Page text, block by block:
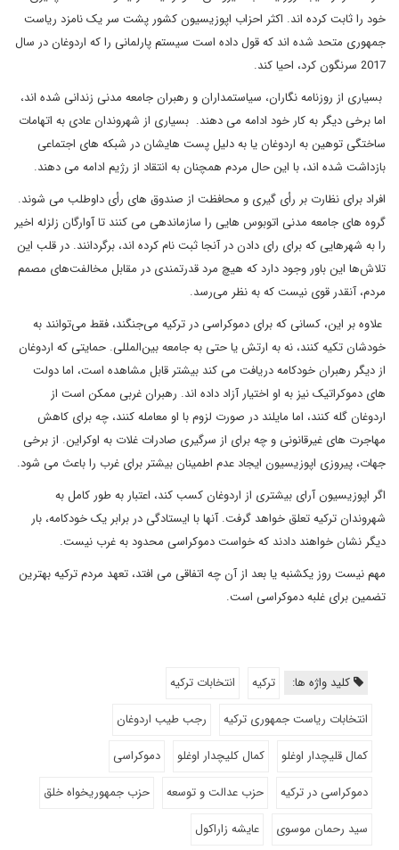
خود را ثابت کرده اند. اکثر احزاب اپوزیسیون کشور پشت سر یک نامزد ریاست
جمهوری متحد شده اند که قول داده است سیستم پارلمانی را که اردوغان در سال
2017 سرنگون کرد، احیا کند.
بسیاری از روزنامه نگاران، سیاستمداران و رهبران جامعه مدنی زندانی شده اند،
اما برخی دیگر به کار خود ادامه می دهند. بسیاری از شهروندان عادی به اتهامات
ساختگی توهین به اردوغان یا به دلیل پست هایشان در شبکه های اجتماعی
بازداشت شده اند، با این حال مردم همچنان به انتقاد از رژیم ادامه می دهند.
افراد برای نظارت بر رأی گیری و محافظت از صندوق های رأی داوطلب می شوند.
گروه های جامعه مدنی اتوبوس هایی را سازماندهی می کنند تا آوارگان زلزله اخیر
را به شهرهایی که برای رای دادن در آنجا ثبت نام کرده اند، برگردانند. در قلب این
تلاش‌ها این باور وجود دارد که هیچ مرد قدرتمندی در مقابل مخالفت‌های مصمم
مردم، آنقدر قوی نیست که به نظر می‌رسد.
علاوه بر این، کسانی که برای دموکراسی در ترکیه می‌جنگند، فقط می‌توانند به
خودشان تکیه کنند، نه به ارتش یا حتی به جامعه بین‌المللی. حمایتی که اردوغان
از دیگر رهبران خودکامه دریافت می کند بیشتر قابل مشاهده است، اما دولت
های دموکراتیک نیز به او اختیار آزاد داده اند. رهبران غربی ممکن است از
اردوغان گله کنند، اما مایلند در صورت لزوم با او معامله کنند، چه برای کاهش
مهاجرت های غیرقانونی و چه برای از سرگیری صادرات غلات به اوکراین. از برخی
جهات، پیروزی اپوزیسیون ایجاد عدم اطمینان بیشتر برای غرب را باعث می شود.
اگر اپوزیسیون آرای بیشتری از اردوغان کسب کند، اعتبار به طور کامل به
شهروندان ترکیه تعلق خواهد گرفت. آنها با ایستادگی در برابر یک خودکامه، بار
دیگر نشان خواهند دادند که خواست دموکراسی محدود به غرب نیست.
مهم نیست روز یکشنبه یا بعد از آن چه اتفاقی می افتد، تعهد مردم ترکیه بهترین
تضمین برای غلبه دموکراسی است.
کلید واژه ها: ترکیه
انتخابات ترکیه
انتخابات ریاست جمهوری ترکیه
رجب طیب اردوغان
کمال قلیچدار اوغلو
کمال کلیچدار اوغلو
دموکراسی
دموکراسی در ترکیه
حزب عدالت و توسعه
حزب جمهوریخواه خلق
سید رحمان موسوی
عایشه زاراکول